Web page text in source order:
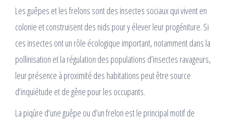
Les guêpes et les frelons sont des insectes sociaux qui vivent en
colonie et construisent des nids pour y élever leur progéniture. Si
ces insectes ont un rôle écologique important, notamment dans la
pollinisation et la régulation des populations d’insectes ravageurs,
leur présence à proximité des habitations peut être source
d’inquiétude et de gêne pour les occupants.
La piqûre d’une guêpe ou d’un frelon est le principal motif de